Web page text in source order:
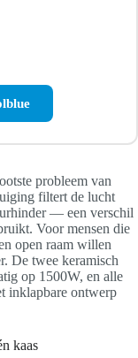
probleem van
filtert de lucht
— een verschil
Voor mensen die
open raam willen
De twee keramisch
op 1500W, en alle
inklapbare ontwerp
kaas